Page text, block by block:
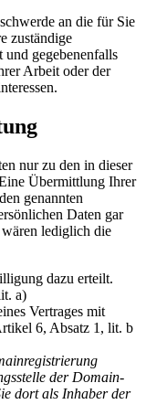
an die für Sie
zuständige
und gegebenenfalls
Arbeit oder der
nur zu den in dieser
Übermittlung Ihrer
genannten
Daten gar
lediglich die
dazu erteilt.
a)
Vertrages mit
6, Absatz 1, lit. b
der Domain-
dort als Inhaber der